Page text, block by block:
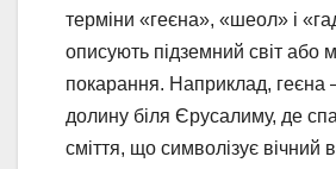
терміни «геєна», «шеол» і
описують підземний світ або
покарання. Наприклад, геєна
долину біля Єрусалиму, де
сміття, що символізує вічний